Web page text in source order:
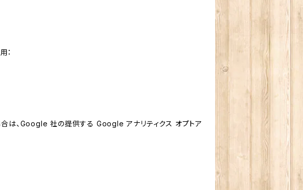
：
は、Google 社の提供する Google アナリティクス オプトア